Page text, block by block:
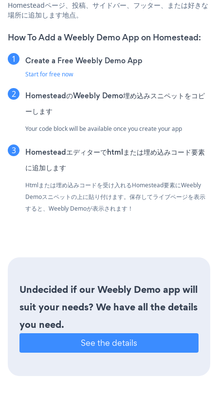
Homesteadページ、投稿、サイドバー、フッター、または好きな
場所に追加します地点。
How To Add a Weebly Demo App on Homestead:
Create a Free Weebly Demo App
Start for free now
HomesteadのWeebly Demo埋め込みスニペットをコピ
ーします
Your code block will be available once you create your app
Homesteadエディターでhtmlまたは埋め込みコード要素
に追加します
Htmlまたは埋め込みコードを受け入れるHomestead要素にWeebly
Demoスニペットの上に貼り付けます。保存してライブページを表示
すると、Weebly Demoが表示されます！
Undecided if our Weebly Demo app will
suit your needs? We have all the details
you need.
See the details